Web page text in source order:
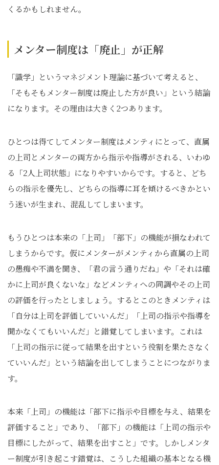
くるかもしれません。
メンター制度は「廃止」が正解
「識学」というマネジメント理論に基づいて考えると、
「そもそもメンター制度は廃止した方が良い」という結論
になります。その理由は大きく2つあります。
ひとつは得てしてメンター制度はメンティにとって、直属
の上司とメンターの両方から指示や指導がされる、いわゆ
る「2人上司状態」になりやすいからです。すると、どち
らの指示を優先し、どちらの指導に耳を傾けるべきかとい
う迷いが生まれ、混乱してしまいます。
もうひとつは本来の「上司」「部下」の機能が損なわれて
しまうからです。仮にメンターがメンティから直属の上司
の愚痴や不満を聞き、「君の言う通りだね」や「それは確
かに上司が良くないな」などメンティへの同調やその上司
の評価を行ったとしましょう。するとこのときメンティは
「自分は上司を評価していいんだ」「上司の指示や指導を
聞かなくてもいいんだ」と錯覚してしまいます。これは
「上司の指示に従って結果を出すという役割を果たさなく
ていいんだ」という結論を出してしまうことにつながりま
す。
本来「上司」の機能は「部下に指示や目標を与え、結果を
評価すること」であり、「部下」の機能は「上司の指示や
目標にしたがって、結果を出すこと」です。しかしメンタ
ー制度が引き起こす錯覚は、こうした組織の基本となる機